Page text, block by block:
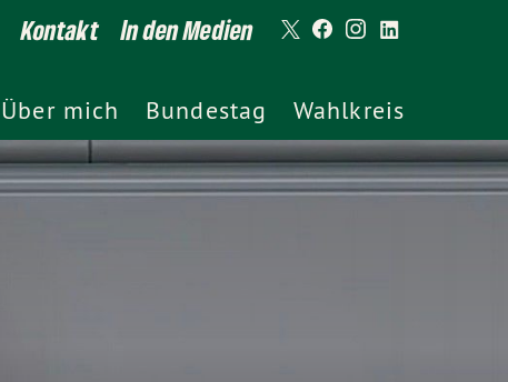
Kontakt In den Medien
Über mich Bundestag Wahlkreis